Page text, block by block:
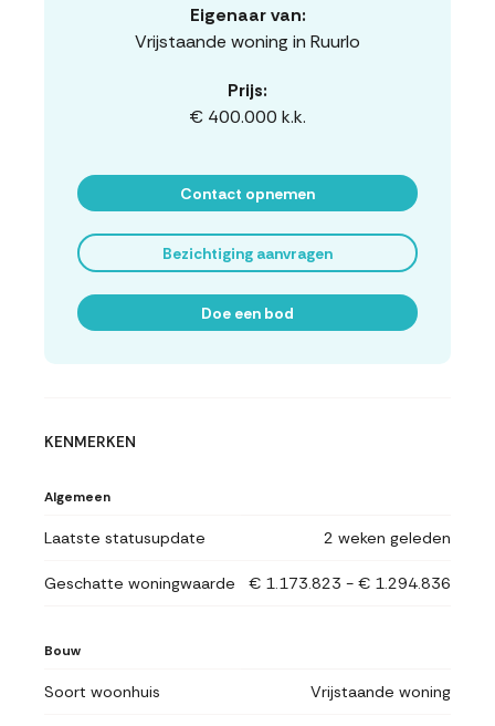
Eigenaar van:
Vrijstaande woning in Ruurlo
Prijs:
€ 400.000 k.k.
Contact opnemen
Bezichtiging aanvragen
Doe een bod
KENMERKEN
Algemeen
Laatste statusupdate 2 weken geleden
Geschatte woningwaarde € 1.173.823 - € 1.294.836
Bouw
Soort woonhuis Vrijstaande woning